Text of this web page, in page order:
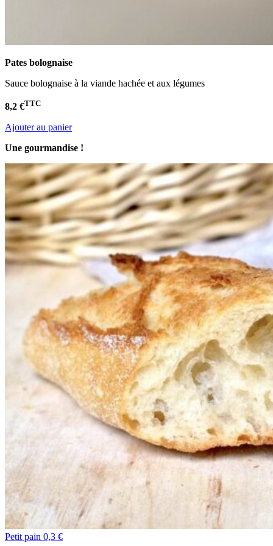
Pates bolognaise
Sauce bolognaise à la viande hachée et aux légumes
8,2 €TTC
Ajouter au panier
Une gourmandise !
Petit pain 0,3 €